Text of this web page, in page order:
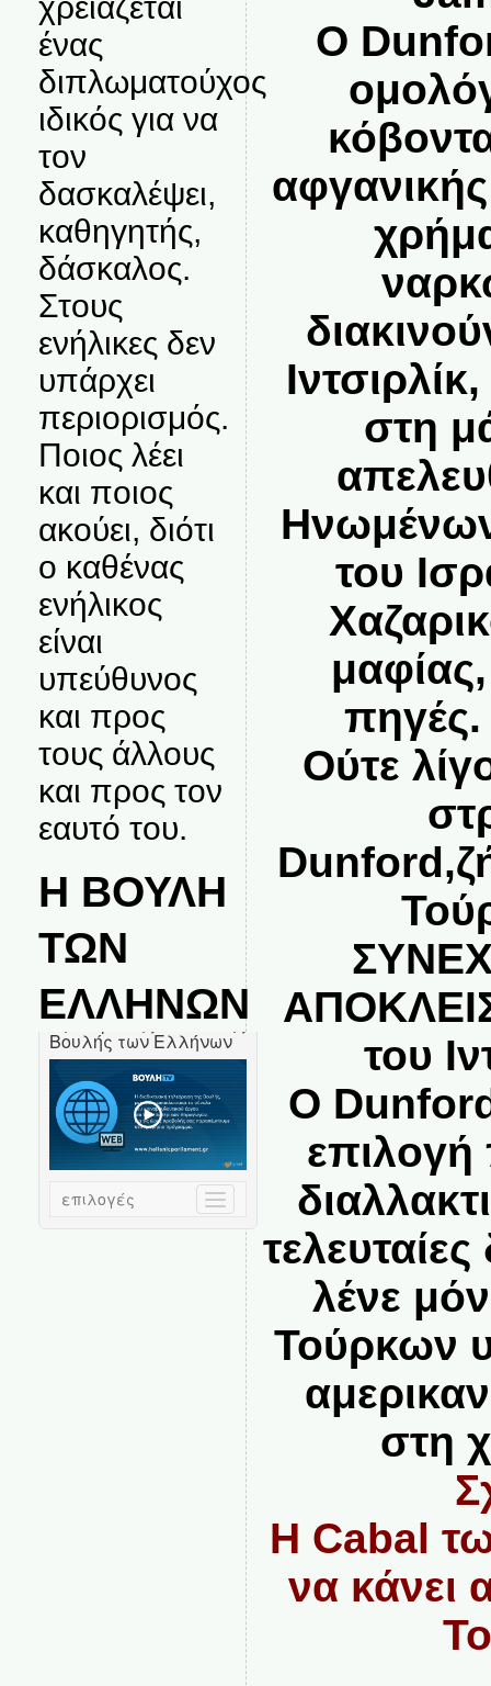
ένας
διπλωματούχος
ιδικός για να
τον
δασκαλέψει,
καθηγητής,
δάσκαλος.
Στους
ενήλικες δεν
υπάρχει
περιορισμός.
Ποιος λέει
και ποιος
ακούει, διότι
ο καθένας
ενήλικος
είναι
υπεύθυνος
και προς
τους άλλους
και προς τον
εαυτό του.
Η ΒΟΥΛΗ
ΤΩΝ
ΕΛΛΗΝΩΝ
Ο
στη
Ηνωμένων
του
Ούτε
του
Ο
επιλογή
λένε
Τούρκων
στη
Η Cabal
να κάνει